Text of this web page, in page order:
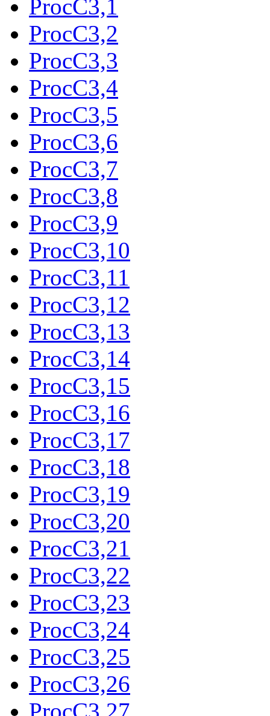
ProcC3,1
ProcC3,2
ProcC3,3
ProcC3,4
ProcC3,5
ProcC3,6
ProcC3,7
ProcC3,8
ProcC3,9
ProcC3,10
ProcC3,11
ProcC3,12
ProcC3,13
ProcC3,14
ProcC3,15
ProcC3,16
ProcC3,17
ProcC3,18
ProcC3,19
ProcC3,20
ProcC3,21
ProcC3,22
ProcC3,23
ProcC3,24
ProcC3,25
ProcC3,26
ProcC3,27